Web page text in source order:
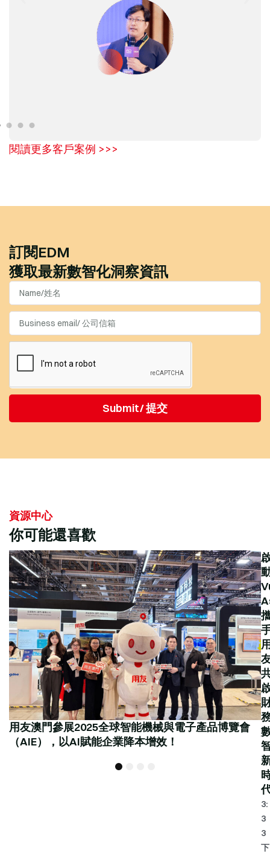
閱讀更多客戶案例 >>>
訂閱EDM
獲取最新數智化洞察資訊
Submit/ 提交
資源中心
你可能還喜歡
用友澳門參展2025全球智能機械與電子產品博覽會
（AIE），以AI賦能企業降本增效！
4
3:
3
3
下